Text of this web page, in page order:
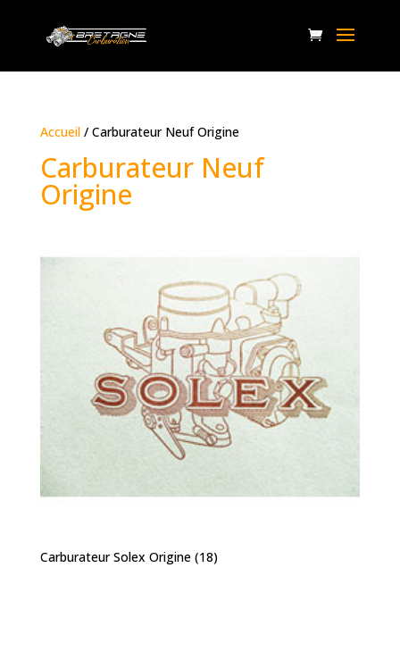
Accueil/ Carburateur Neuf Origine
Carburateur Neuf
Origine
Carburateur Solex Origine (18)